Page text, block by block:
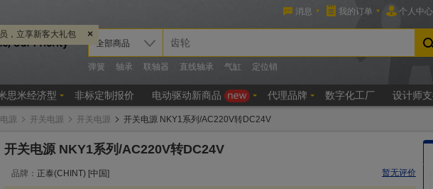
电源 开关电源 开关电源 开关电源 NKY1系列/AC220V转DC24V
开关电源 NKY1系列/AC220V转DC24V
品牌： 正泰(CHINT) [中国] 暂无评价